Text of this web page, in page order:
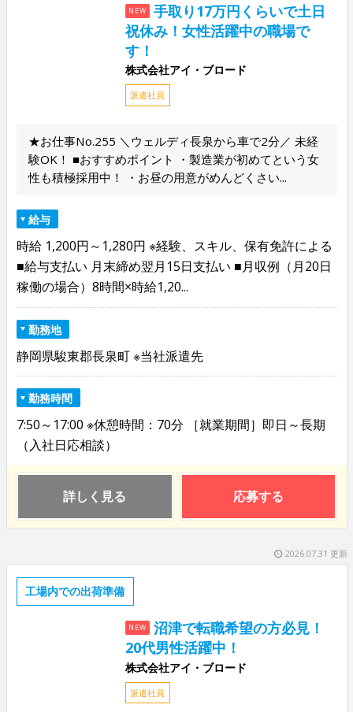
NEW
手取り17万円くらいで土日
祝休み！女性活躍中の職場で
す！
株式会社アイ・ブロード
派遣社員
★お仕事No.255 ＼ウェルディ長泉から車で2分／ 未経
験OK！ ■おすすめポイント ・製造業が初めてという女
性も積極採用中！ ・お昼の用意がめんどくさい...
給与
時給 1,200円～1,280円 ※経験、スキル、保有免許による
■給与支払い 月末締め翌月15日支払い ■月収例（月20日
稼働の場合）8時間×時給1,20...
勤務地
静岡県駿東郡長泉町 ※当社派遣先
勤務時間
7:50～17:00 ※休憩時間：70分 ［就業期間］即日～長期
（入社日応相談）
詳しく見る 応募する
2026.07.31 更新
工場内での出荷準備
NEW
沼津で転職希望の方必見！
20代男性活躍中！
株式会社アイ・ブロード
派遣社員